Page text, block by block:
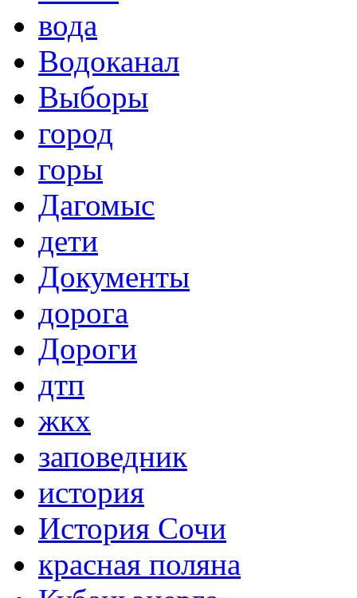
вода
Водоканал
Выборы
город
горы
Дагомыс
дети
Документы
дорога
Дороги
дтп
жкх
заповедник
история
История Сочи
красная поляна